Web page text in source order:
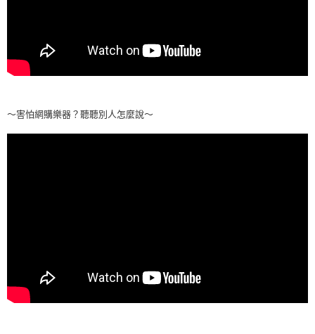
～害怕網購樂器？聽聽別人怎麼說～